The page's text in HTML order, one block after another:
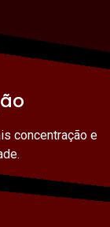
concentração e